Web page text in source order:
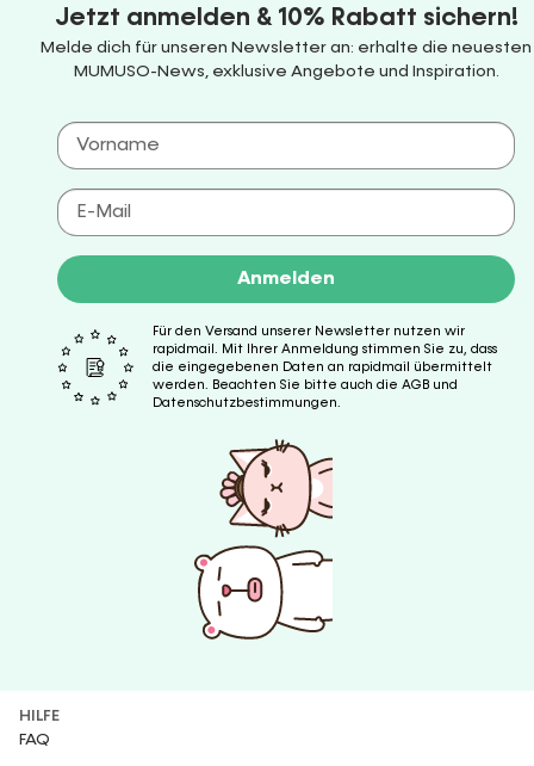
Jetzt anmelden & 10% Rabatt sichern!
Melde dich für unseren Newsletter an: erhalte die neuesten
MUMUSO-News, exklusive Angebote und Inspiration.
Anmelden
Für den Versand unserer Newsletter nutzen wir
rapidmail. Mit Ihrer Anmeldung stimmen Sie zu, dass
die eingegebenen Daten an rapidmail übermittelt
werden. Beachten Sie bitte auch die AGB und
Datenschutzbestimmungen.
HILFE
FAQ